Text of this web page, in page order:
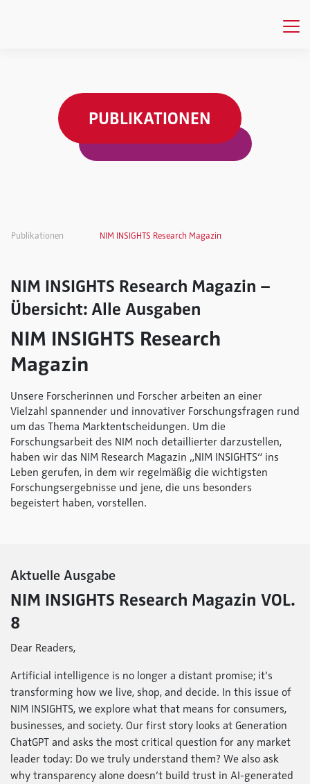
PUBLIKATIONEN
Publikationen NIM INSIGHTS Research Magazin
NIM INSIGHTS Research Magazin –
Übersicht: Alle Ausgaben
NIM INSIGHTS Research
Magazin
Unsere Forscherinnen und Forscher arbeiten an einer
Vielzahl spannender und innovativer Forschungsfragen rund
um das Thema Marktentscheidungen. Um die
Forschungsarbeit des NIM noch detaillierter darzustellen,
haben wir das NIM Research Magazin „NIM INSIGHTS“ ins
Leben gerufen, in dem wir regelmäßig die wichtigsten
Forschungsergebnisse und jene, die uns besonders
begeistert haben, vorstellen.
Aktuelle Ausgabe
NIM INSIGHTS Research Magazin VOL.
8
Dear Readers,
Artificial intelligence is no longer a distant promise; it’s
transforming how we live, shop, and decide. In this issue of
NIM INSIGHTS, we explore what that means for consumers,
businesses, and society. Our first story looks at Generation
ChatGPT and asks the most critical question for any market
leader today: Do we truly understand them? We also ask
why transparency alone doesn’t build trust in AI-generated